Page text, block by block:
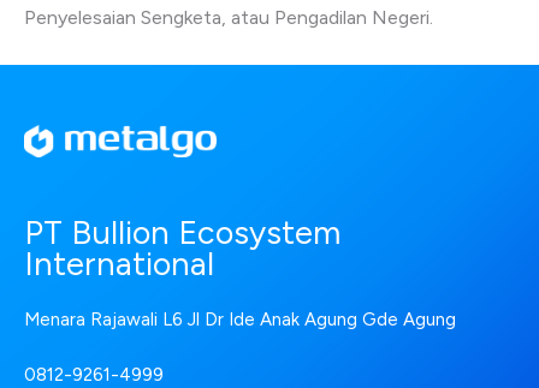
Penyelesaian Sengketa, atau Pengadilan Negeri.
PT Bullion Ecosystem
International
Menara Rajawali L6 Jl Dr Ide Anak Agung Gde Agung
0812-9261-4999